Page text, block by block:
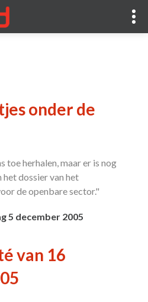
onder de
toe herhalen, maar er is nog
dossier van het
de openbare sector."
5 december 2005
van 16